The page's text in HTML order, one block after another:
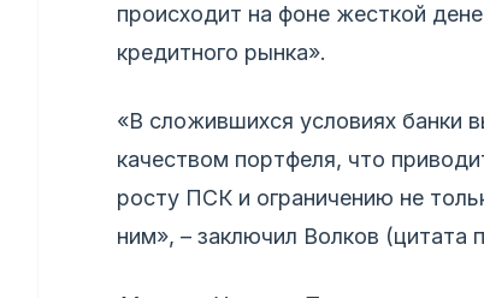
происходит на фоне жесткой
кредитного рынка».
«В сложившихся условиях банки
качеством портфеля, что
росту ПСК и ограничению не
ним», – заключил Волков (цитата